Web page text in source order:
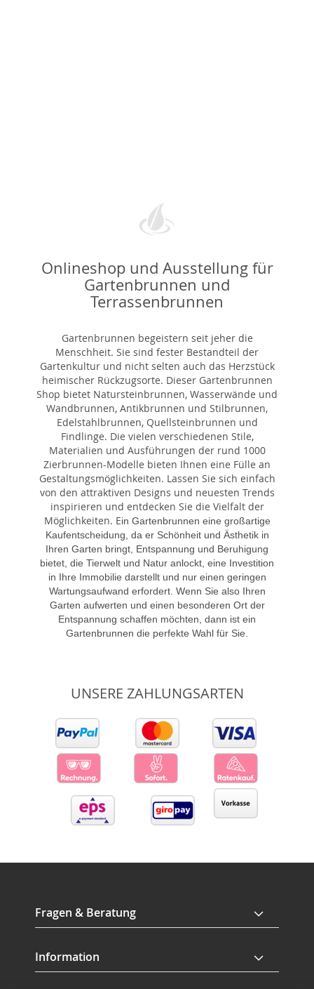
Onlineshop und Ausstellung für
Gartenbrunnen und
Terrassenbrunnen
Gartenbrunnen begeistern seit jeher die
Menschheit. Sie sind fester Bestandteil der
Gartenkultur und nicht selten auch das Herzstück
heimischer Rückzugsorte. Dieser Gartenbrunnen
Shop bietet Natursteinbrunnen, Wasserwände und
Wandbrunnen, Antikbrunnen und Stilbrunnen,
Edelstahlbrunnen, Quellsteinbrunnen und
Findlinge. Die vielen verschiedenen Stile,
Materialien und Ausführungen der rund 1000
Zierbrunnen-Modelle bieten Ihnen eine Fülle an
Gestaltungsmöglichkeiten. Lassen Sie sich einfach
von den attraktiven Designs und neuesten Trends
inspirieren und entdecken Sie die Vielfalt der
Möglichkeiten. Ein Gartenbrunnen eine großartige
Kaufentscheidung, da er Schönheit und Ästhetik in
Ihren Garten bringt, Entspannung und Beruhigung
bietet, die Tierwelt und Natur anlockt, eine Investition
in Ihre Immobilie darstellt und nur einen geringen
Wartungsaufwand erfordert. Wenn Sie also Ihren
Garten aufwerten und einen besonderen Ort der
Entspannung schaffen möchten, dann ist ein
Gartenbrunnen die perfekte Wahl für Sie.
UNSERE ZAHLUNGSARTEN
Fragen & Beratung
Information